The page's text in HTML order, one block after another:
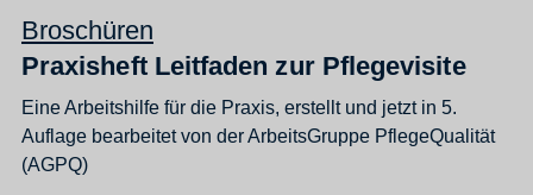
Broschüren
Praxisheft Leitfaden zur Pflegevisite
Eine Arbeitshilfe für die Praxis, erstellt und jetzt in 5.
Auflage bearbeitet von der ArbeitsGruppe PflegeQualität
(AGPQ)